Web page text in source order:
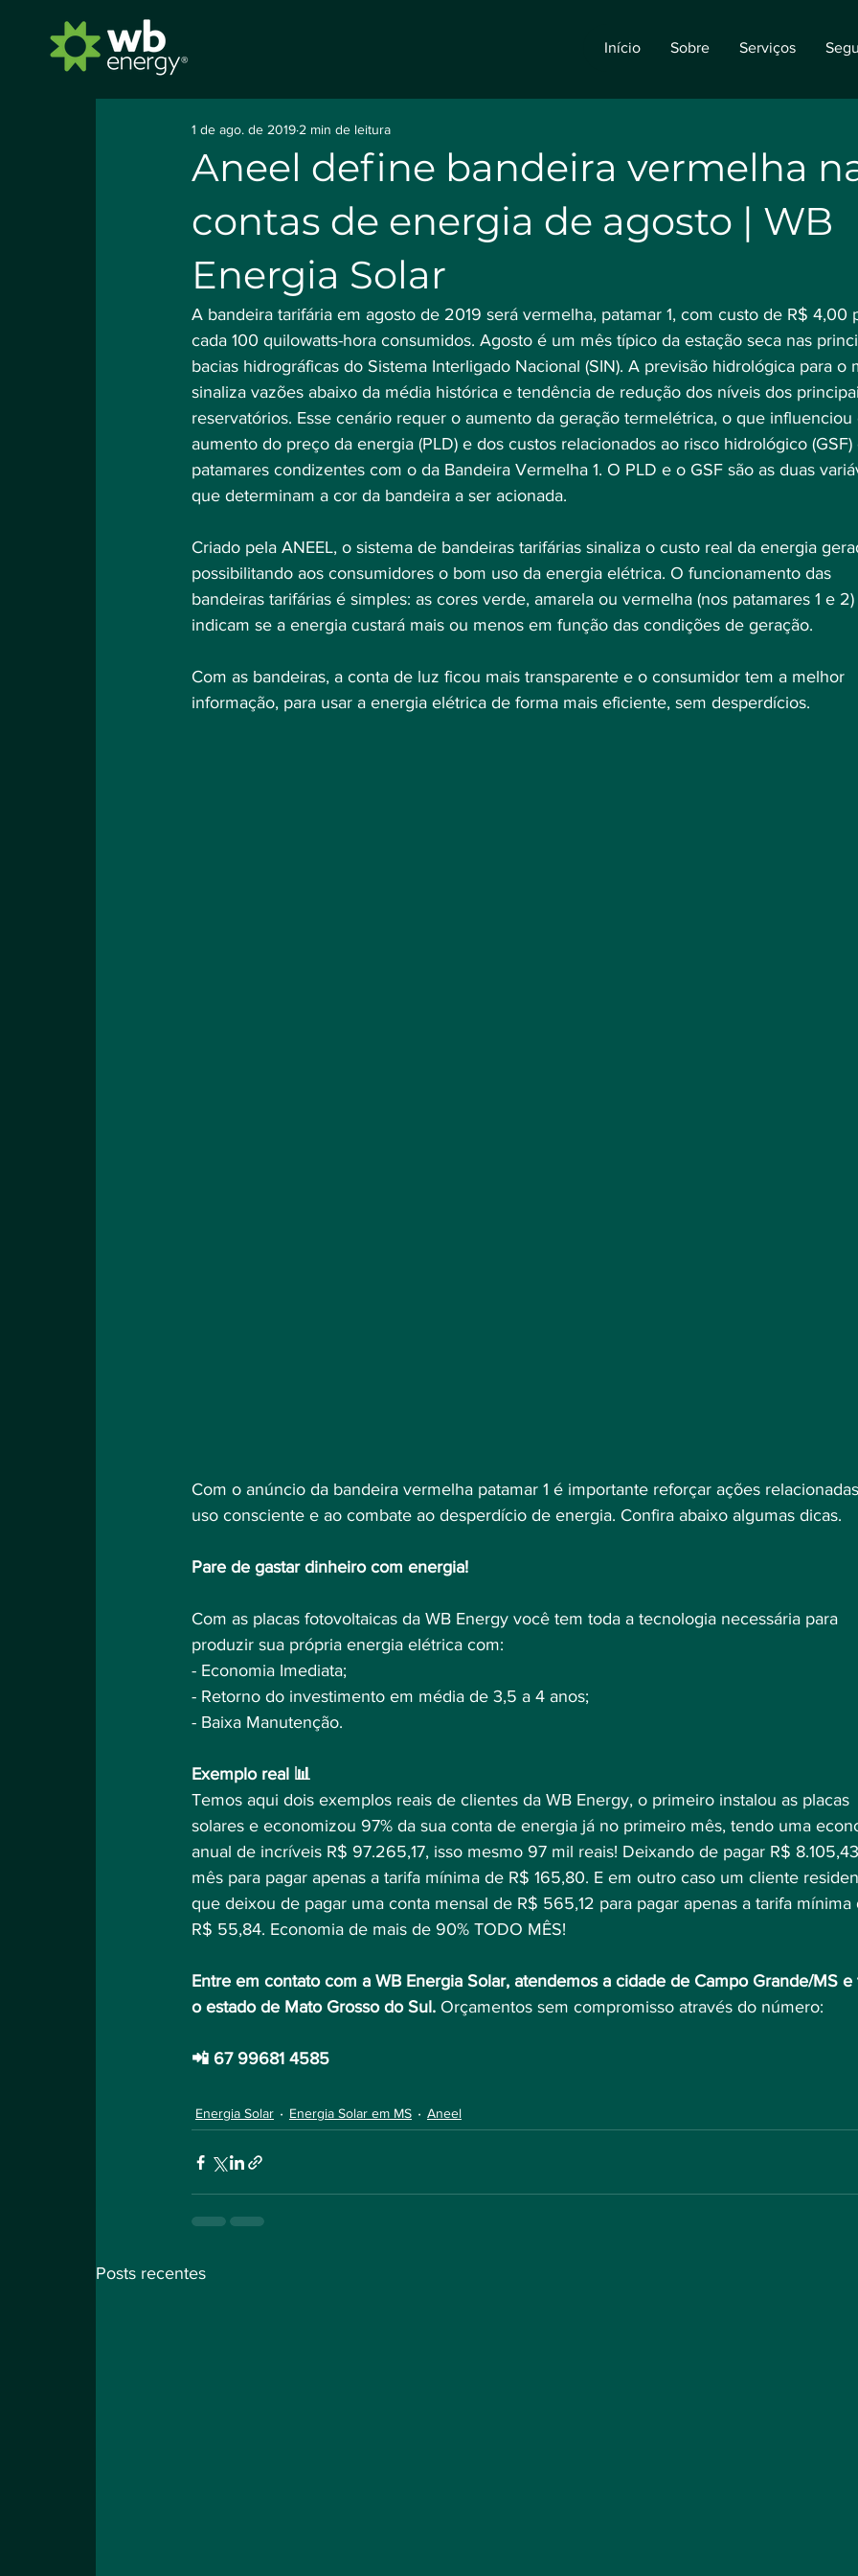
Início Sobre Serviços
Aneel define bandeira vermelha
contas de energia de agosto | WB
Energia Solar
1 de ago. de 2019 2 min de leitura
A bandeira tarifária em agosto de 2019 será vermelha, patamar 1, com custo de R$ 4,00
cada 100 quilowatts-hora consumidos. Agosto é um mês típico da estação seca nas
bacias hidrográficas do Sistema Interligado Nacional (SIN). A previsão hidrológica para o
sinaliza vazões abaixo da média histórica e tendência de redução dos níveis dos
reservatórios. Esse cenário requer o aumento da geração termelétrica, o que
aumento do preço da energia (PLD) e dos custos relacionados ao risco hidrológico
patamares condizentes com o da Bandeira Vermelha 1. O PLD e o GSF são as duas
que determinam a cor da bandeira a ser acionada.
Criado pela ANEEL, o sistema de bandeiras tarifárias sinaliza o custo real da energia
possibilitando aos consumidores o bom uso da energia elétrica. O funcionamento das
bandeiras tarifárias é simples: as cores verde, amarela ou vermelha (nos patamares 1 e 2)
indicam se a energia custará mais ou menos em função das condições de geração.
Com as bandeiras, a conta de luz ficou mais transparente e o consumidor tem a melhor
informação, para usar a energia elétrica de forma mais eficiente, sem desperdícios.
Com o anúncio da bandeira vermelha patamar 1 é importante reforçar ações
uso consciente e ao combate ao desperdício de energia. Confira abaixo algumas dicas.
Pare de gastar dinheiro com energia!
Com as placas fotovoltaicas da WB Energy você tem toda a tecnologia necessária para
produzir sua própria energia elétrica com:⠀
- Economia Imediata;⠀
- Retorno do investimento em média de 3,5 a 4 anos;⠀
- Baixa Manutenção.⠀
Exemplo real 📊⠀
Temos aqui dois exemplos reais de clientes da WB Energy, o primeiro instalou as placas
solares e economizou 97% da sua conta de energia já no primeiro mês, tendo uma
anual de incríveis R$ 97.265,17, isso mesmo 97 mil reais! Deixando de pagar R$
mês para pagar apenas a tarifa mínima de R$ 165,80. E em outro caso um cliente
que deixou de pagar uma conta mensal de R$ 565,12 para pagar apenas a tarifa
R$ 55,84. Economia de mais de 90% TODO MÊS!
Entre em contato com a WB Energia Solar, atendemos a cidade de Campo Grande/MS
o estado de Mato Grosso do Sul. Orçamentos sem compromisso através do número:
📲 67 99681 4585⠀
Energia Solar Energia Solar em MS Aneel
Posts recentes